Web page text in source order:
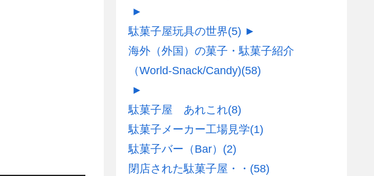
►
駄菓子屋玩具の世界(5) ►
海外（外国）の菓子・駄菓子紹介
（World-Snack/Candy)(58)
►
駄菓子屋 あれこれ(8)
駄菓子メーカー工場見学(1)
駄菓子バー（Bar） (2)
閉店された駄菓子屋・・ (58)